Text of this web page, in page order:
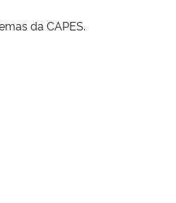
da CAPES.